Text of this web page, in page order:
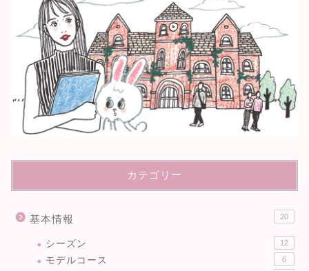
カテゴリー
基本情報 20
シーズン 12
モデルコース 6